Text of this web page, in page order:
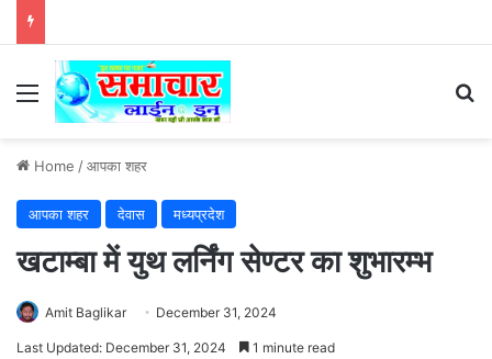
Menu
Home /आपका शहर
आपका शहर देवास मध्यप्रदेश
खटाम्बा में युथ लर्निंग सेण्टर का शुभारम्भ
Amit Baglikar December 31, 2024
Last Updated: December 31, 2024 1 minute read